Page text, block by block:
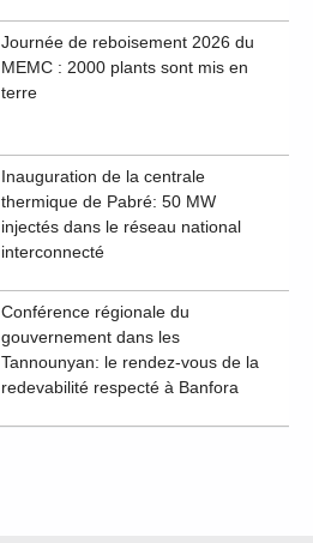
Journée de reboisement 2026 du
MEMC : 2000 plants sont mis en
terre
Inauguration de la centrale
thermique de Pabré: 50 MW
injectés dans le réseau national
interconnecté
Conférence régionale du
gouvernement dans les
Tannounyan: le rendez-vous de la
redevabilité respecté à Banfora